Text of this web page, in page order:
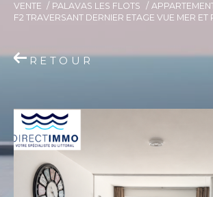
VENTE
PALAVAS LES FLOTS
F2 TRAVERSANT DERNIER ETAGE VUE MER ET
RETOUR